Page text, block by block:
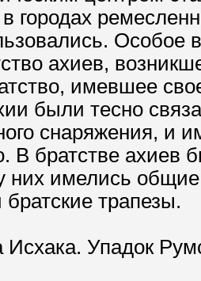
городах
Особое
ахиев,
имевшее
были тесно
снаряжения, и
В братстве
них имелись
трапезы.
Упадок